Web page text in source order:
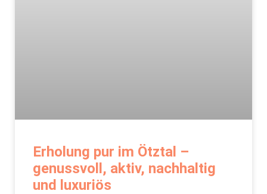
Erholung pur im Ötztal –
genussvoll, aktiv, nachhaltig
und luxuriös